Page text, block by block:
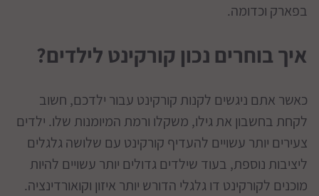
בפארק וכדומה.
איך בוחרים נכון קורקינט לילדים?
כאשר אתם ניגשים לקנות קורקינט עבור ילדכם, חשוב
לקחת בחשבון את גילו, משקלו ורמת המיומנות שלו. ילדים
צעירים יותר עשויים להעדיף קורקינט עם שלושה גלגלים
ליציבות נוספת, בעוד שילדים גדולים יותר עשויים להיות
מוכנים לקורקינט דו גלגלי הדורש יותר איזון וקואורדינציה.